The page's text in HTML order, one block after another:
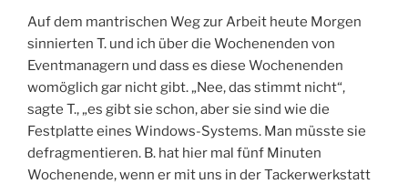
Auf dem mantrischen Weg zur Arbeit heute Morgen
sinnierten T. und ich über die Wochenenden von
Eventmanagern und dass es diese Wochenenden
womöglich gar nicht gibt. „Nee, das stimmt nicht“,
sagte T., „es gibt sie schon, aber sie sind wie die
Festplatte eines Windows-Systems. Man müsste sie
defragmentieren. B. hat hier mal fünf Minuten
Wochenende, wenn er mit uns in der Tackerwerkstatt